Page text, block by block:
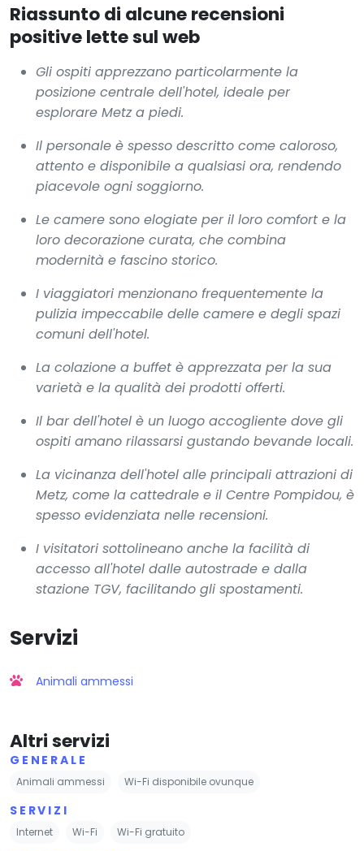
Riassunto di alcune recensioni
positive lette sul web
Gli ospiti apprezzano particolarmente la
posizione centrale dell'hotel, ideale per
esplorare Metz a piedi.
Il personale è spesso descritto come caloroso,
attento e disponibile a qualsiasi ora, rendendo
piacevole ogni soggiorno.
Le camere sono elogiate per il loro comfort e la
loro decorazione curata, che combina
modernità e fascino storico.
I viaggiatori menzionano frequentemente la
pulizia impeccabile delle camere e degli spazi
comuni dell'hotel.
La colazione a buffet è apprezzata per la sua
varietà e la qualità dei prodotti offerti.
Il bar dell'hotel è un luogo accogliente dove gli
ospiti amano rilassarsi gustando bevande locali.
La vicinanza dell'hotel alle principali attrazioni di
Metz, come la cattedrale e il Centre Pompidou, è
spesso evidenziata nelle recensioni.
I visitatori sottolineano anche la facilità di
accesso all'hotel dalle autostrade e dalla
stazione TGV, facilitando gli spostamenti.
Servizi
Animali ammessi
Altri servizi
GENERALE
Animali ammessi Wi-Fi disponibile ovunque
SERVIZI
Internet Wi-Fi Wi-Fi gratuito